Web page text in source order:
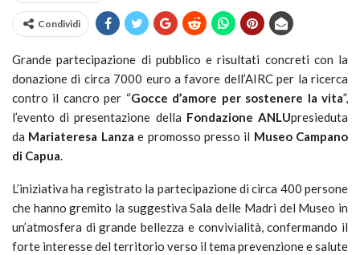
Condividi
Grande partecipazione di pubblico e risultati concreti con la
donazione di circa 7000 euro a favore dell’AIRC per la ricerca
contro il cancro per “Gocce d’amore per sostenere la vita”,
l’evento di presentazione della Fondazione ANLUpresieduta
da Mariateresa Lanza e promosso presso il Museo Campano
di Capua.
L’iniziativa ha registrato la partecipazione di circa 400 persone
che hanno gremito la suggestiva Sala delle Madri del Museo in
un’atmosfera di grande bellezza e convivialità, confermando il
forte interesse del territorio verso il tema prevenzione e salute